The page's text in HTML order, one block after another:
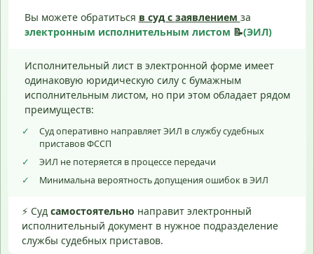
Вы можете обратиться в суд с заявлением за
электронным исполнительным листом 📝(ЭИЛ)
Исполнительный лист в электронной форме имеет
одинаковую юридическую силу с бумажным
исполнительным листом, но при этом обладает рядом
преимуществ:
✓
Суд оперативно направляет ЭИЛ в службу судебных
приставов ФССП
✓
ЭИЛ не потеряется в процессе передачи
✓
Минимальна вероятность допущения ошибок в ЭИЛ
⚡ Суд самостоятельно направит электронный
исполнительный документ в нужное подразделение
службы судебных приставов.